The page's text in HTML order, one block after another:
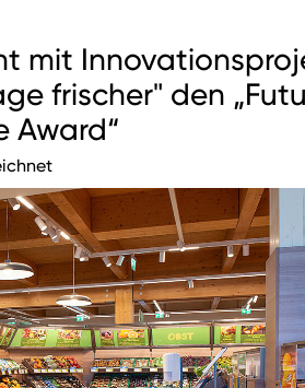
mit
frischer" den
Award“